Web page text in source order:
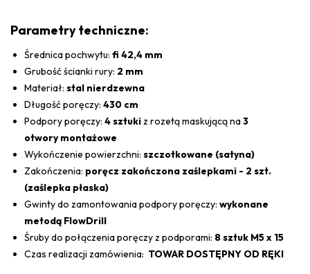
Parametry techniczne:
Średnica pochwytu: fi 42,4 mm
Grubość ścianki rury: 2 mm
Materiał: stal nierdzewna
Długość poręczy: 430 cm
Podpory poręczy: 4 sztuki z rozetą maskującą na3
otwory montażowe
Wykończenie powierzchni: szczotkowane (satyna)
Zakończenia: poręcz zakończona zaślepkami - 2 szt.
(zaślepka płaska)
Gwinty do zamontowania podpory poręczy: wykonane
metodą FlowDrill
Śruby do połączenia poręczy z podporami: 8 sztuk M5 x 15
Czas realizacji zamówienia: TOWAR DOSTĘPNY OD RĘKI